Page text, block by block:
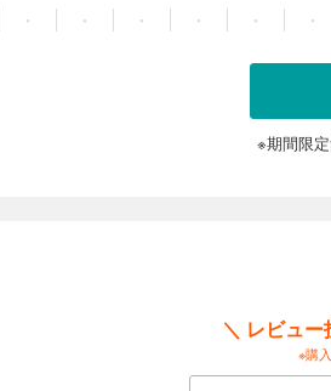
より日本有数の広告代理店として復活していた
めにプレゼン対決することに。お互い、相手会
田紅と藍をファッションデザイナーとして成功
・ ・ ・ ・ ・ ・
※期間限
＼ レビュ
※購